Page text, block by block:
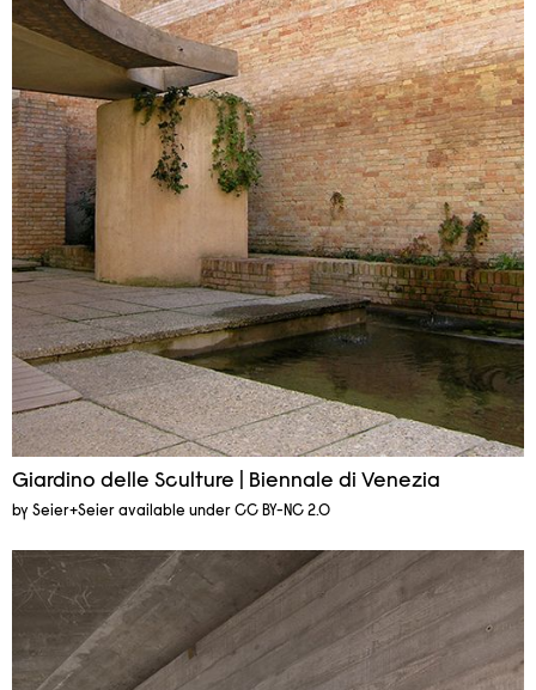
Giardino delle Sculture | Biennale di Venezia
by Seier+Seier available under CC BY-NC 2.0